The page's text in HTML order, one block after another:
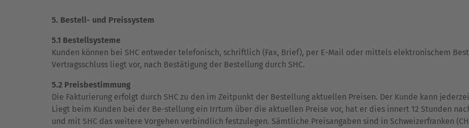
5. Bestell- und Preissystem
5.1 Bestellsysteme
Kunden können bei SHC entweder telefonisch, schriftlich (Fax, Brief), per E-Mail oder mittels elektronischem
Vertragsschluss liegt vor, nach Bestätigung der Bestellung durch SHC.
5.2 Preisbestimmung
Die Fakturierung erfolgt durch SHC zu den im Zeitpunkt der Bestellung aktuellen Preisen. Der Kunde kann
Liegt beim Kunden bei der Be-stellung ein Irrtum über die aktuellen Preise vor, hat er dies innert 12 Stunden
und mit SHC das weitere Vorgehen verbindlich festzulegen. Sämtliche Preisangaben sind in Schweizerfranken